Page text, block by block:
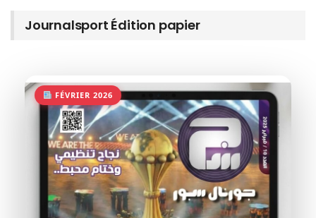
Journalsport Édition papier
FÉVRIER 2026